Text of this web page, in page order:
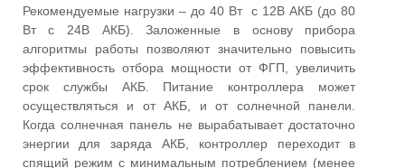
Рекомендуемые нагрузки – до 40 Вт c 12В АКБ (до 80
Вт с 24В АКБ). Заложенные в основу прибора
алгоритмы работы позволяют значительно повысить
эффективность отбора мощности от ФГП, увеличить
срок службы АКБ. Питание контроллера может
осуществляться и от АКБ, и от солнечной панели.
Когда солнечная панель не вырабатывает достаточно
энергии для заряда АКБ, контроллер переходит в
спящий режим с минимальным потреблением (менее